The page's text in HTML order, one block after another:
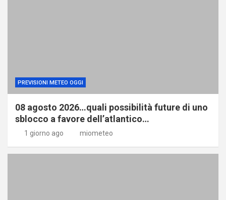
PREVISIONI METEO OGGI
08 agosto 2026…quali possibilità future di uno
sblocco a favore dell’atlantico…
1 giorno ago miometeo